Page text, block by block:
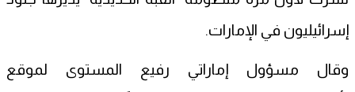
إسرائيليون في الإمارات.
وقال مسؤول إماراتي رفيع المستوى لموقع